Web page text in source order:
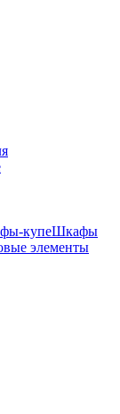
купеШкафы
элементы